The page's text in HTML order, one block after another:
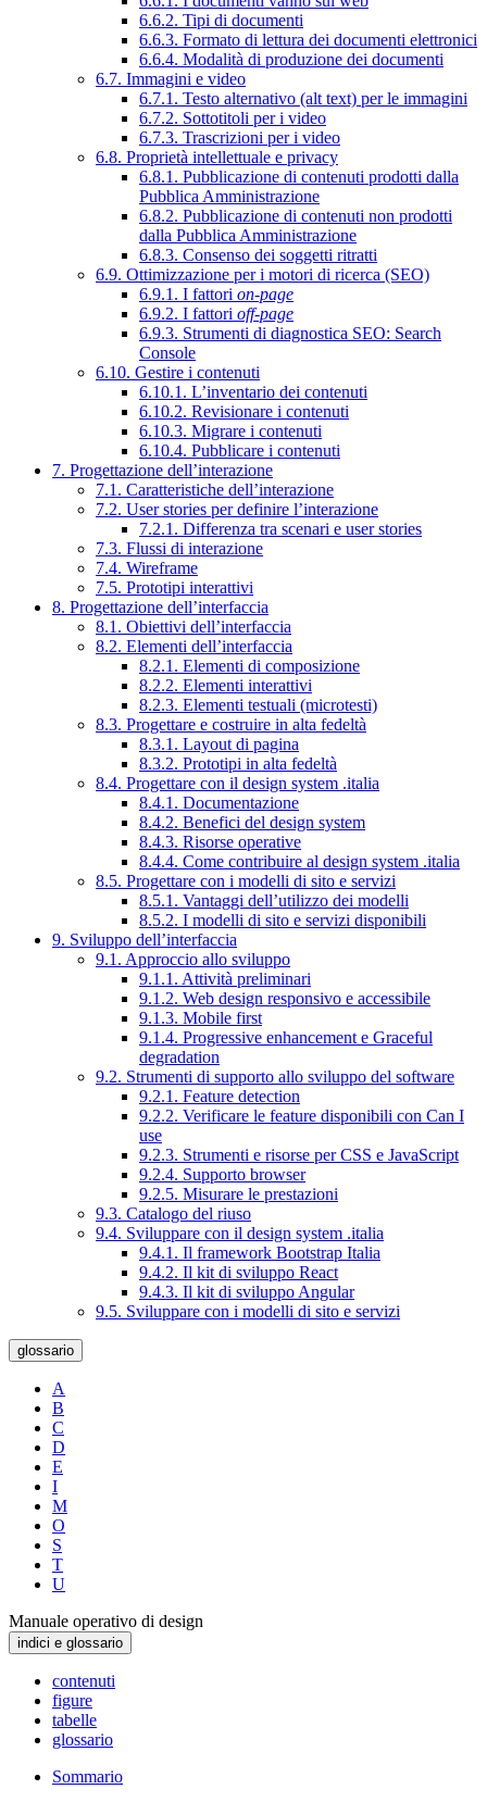
6.6.2. Tipi di documenti
6.6.3. Formato di lettura dei documenti elettronici
6.6.4. Modalità di produzione dei documenti
6.7. Immagini e video
6.7.1. Testo alternativo (alt text) per le immagini
6.7.2. Sottotitoli per i video
6.7.3. Trascrizioni per i video
6.8. Proprietà intellettuale e privacy
6.8.1. Pubblicazione di contenuti prodotti dalla
Pubblica Amministrazione
6.8.2. Pubblicazione di contenuti non prodotti
dalla Pubblica Amministrazione
6.8.3. Consenso dei soggetti ritratti
6.9. Ottimizzazione per i motori di ricerca (SEO)
6.9.1. I fattori on-page
6.9.2. I fattori off-page
6.9.3. Strumenti di diagnostica SEO: Search
Console
6.10. Gestire i contenuti
6.10.1. L’inventario dei contenuti
6.10.2. Revisionare i contenuti
6.10.3. Migrare i contenuti
6.10.4. Pubblicare i contenuti
7. Progettazione dell’interazione
7.1. Caratteristiche dell’interazione
7.2. User stories per definire l’interazione
7.2.1. Differenza tra scenari e user stories
7.3. Flussi di interazione
7.4. Wireframe
7.5. Prototipi interattivi
8. Progettazione dell’interfaccia
8.1. Obiettivi dell’interfaccia
8.2. Elementi dell’interfaccia
8.2.1. Elementi di composizione
8.2.2. Elementi interattivi
8.2.3. Elementi testuali (microtesti)
8.3. Progettare e costruire in alta fedeltà
8.3.1. Layout di pagina
8.3.2. Prototipi in alta fedeltà
8.4. Progettare con il design system .italia
8.4.1. Documentazione
8.4.2. Benefici del design system
8.4.3. Risorse operative
8.4.4. Come contribuire al design system .italia
8.5. Progettare con i modelli di sito e servizi
8.5.1. Vantaggi dell’utilizzo dei modelli
8.5.2. I modelli di sito e servizi disponibili
9. Sviluppo dell’interfaccia
9.1. Approccio allo sviluppo
9.1.1. Attività preliminari
9.1.2. Web design responsivo e accessibile
9.1.3. Mobile first
9.1.4. Progressive enhancement e Graceful
degradation
9.2. Strumenti di supporto allo sviluppo del software
9.2.1. Feature detection
9.2.2. Verificare le feature disponibili con Can I
use
9.2.3. Strumenti e risorse per CSS e JavaScript
9.2.4. Supporto browser
9.2.5. Misurare le prestazioni
9.3. Catalogo del riuso
9.4. Sviluppare con il design system .italia
9.4.1. Il framework Bootstrap Italia
9.4.2. Il kit di sviluppo React
9.4.3. Il kit di sviluppo Angular
9.5. Sviluppare con i modelli di sito e servizi
glossario
A
B
C
D
E
I
M
O
S
T
U
Manuale operativo di design
indici e glossario
contenuti
figure
tabelle
glossario
Sommario